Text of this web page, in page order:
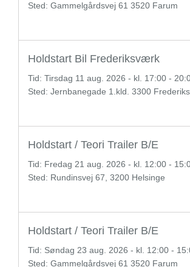
Sted: Gammelgårdsvej 61 3520 Farum
Holdstart Bil Frederiksværk
Tid: Tirsdag 11 aug. 2026 - kl. 17:00 -
Sted: Jernbanegade 1.kld. 3300
Holdstart / Teori Trailer B/E
Tid: Fredag 21 aug. 2026 - kl. 12:00 -
Sted: Rundinsvej 67, 3200 Helsinge
Holdstart / Teori Trailer B/E
Tid: Søndag 23 aug. 2026 - kl. 12:00 -
Sted: Gammelgårdsvej 61 3520 Farum